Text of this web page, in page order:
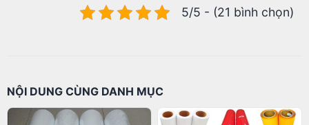
5/5 - (21 bình chọn)
NỘI DUNG CÙNG DANH MỤC